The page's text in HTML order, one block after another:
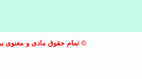
© تمام حقوق مادی و معنوی